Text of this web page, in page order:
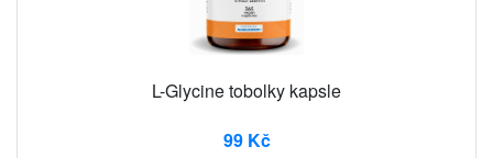
L-Glycine tobolky kapsle
99 Kč